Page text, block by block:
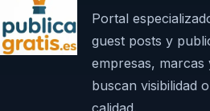
Portal
guest posts y
empresas,
buscan visibilidad
calidad.